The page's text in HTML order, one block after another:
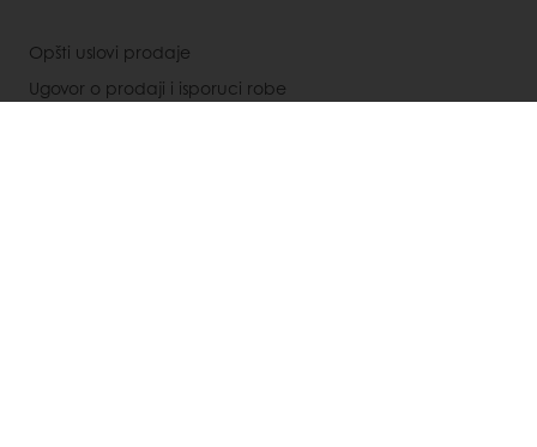
Opšti uslovi prodaje
Ugovor o prodaji i isporuci robe